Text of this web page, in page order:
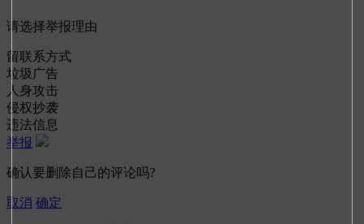
请选择举报理由
留联系方式
垃圾广告
人身攻击
侵权抄袭
违法信息
举报
确认要删除自己的评论吗?
取消 确定